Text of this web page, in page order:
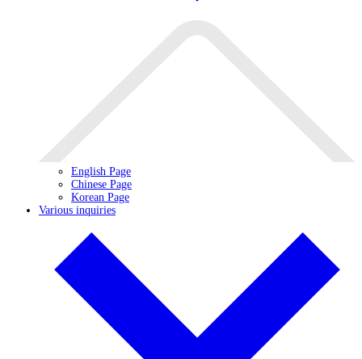
English Page
Chinese Page
Korean Page
Various inquiries